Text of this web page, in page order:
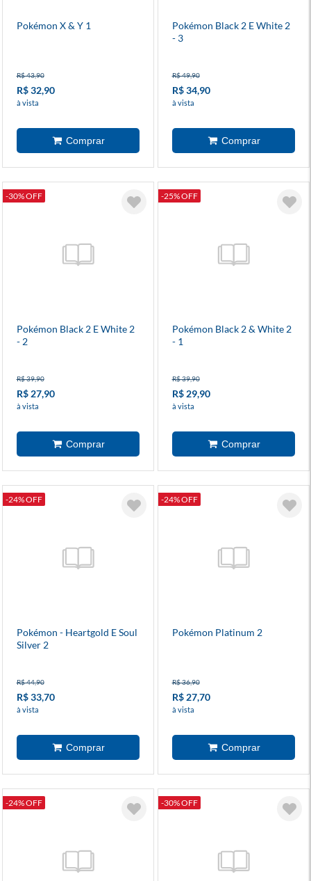
Pokémon X & Y 1
R$ 43,90
R$ 32,90
à vista
Pokémon Black 2 E White 2
- 3
R$ 49,90
R$ 34,90
à vista
-30% OFF
Pokémon Black 2 E White 2
- 2
R$ 39,90
R$ 27,90
à vista
-25% OFF
Pokémon Black 2 & White 2
- 1
R$ 39,90
R$ 29,90
à vista
-24% OFF
Pokémon - Heartgold E Soul
Silver 2
R$ 44,90
R$ 33,70
à vista
-24% OFF
Pokémon Platinum 2
R$ 36,90
R$ 27,70
à vista
-24% OFF -30% OFF